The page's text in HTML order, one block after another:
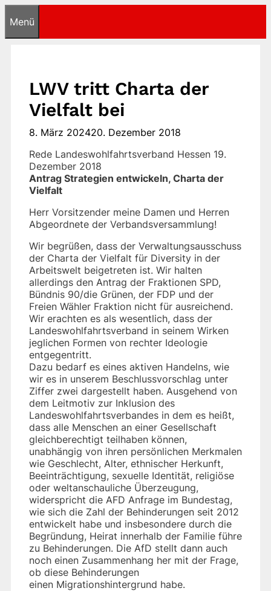
Inhalt
springen
Menü
LWV tritt Charta der
Vielfalt bei
8. März 202420. Dezember 2018
Rede Landeswohlfahrtsverband Hessen 19.
Dezember 2018
Antrag Strategien entwickeln, Charta der
Vielfalt
Herr Vorsitzender meine Damen und Herren
Abgeordnete der Verbandsversammlung!
Wir begrüßen, dass der Verwaltungsausschuss
der Charta der Vielfalt für Diversity in der
Arbeitswelt beigetreten ist. Wir halten
allerdings den Antrag der Fraktionen SPD,
Bündnis 90/die Grünen, der FDP und der
Freien Wähler Fraktion nicht für ausreichend.
Wir erachten es als wesentlich, dass der
Landeswohlfahrtsverband in seinem Wirken
jeglichen Formen von rechter Ideologie
entgegentritt.
Dazu bedarf es eines aktiven Handelns, wie
wir es in unserem Beschlussvorschlag unter
Ziffer zwei dargestellt haben. Ausgehend von
dem Leitmotiv zur Inklusion des
Landeswohlfahrtsverbandes in dem es heißt,
dass alle Menschen an einer Gesellschaft
gleichberechtigt teilhaben können,
unabhängig von ihren persönlichen Merkmalen
wie Geschlecht, Alter, ethnischer Herkunft,
Beeinträchtigung, sexuelle Identität, religiöse
oder weltanschauliche Überzeugung,
widerspricht die AFD Anfrage im Bundestag,
wie sich die Zahl der Behinderungen seit 2012
entwickelt habe und insbesondere durch die
Begründung, Heirat innerhalb der Familie führe
zu Behinderungen. Die AfD stellt dann auch
noch einen Zusammenhang her mit der Frage,
ob diese Behinderungen
einen Migrationshintergrund habe.